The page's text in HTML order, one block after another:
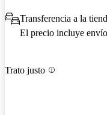
Transferencia a la
El precio incluye
Trato justo